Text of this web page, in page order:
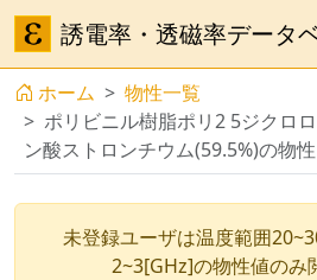
誘電率・透磁率データ
ホーム
物性一覧
ポリビニル樹脂ポリ2 5ジクロ
ン酸ストロンチウム(59.5%)の物性
未登録ユーザは温度範囲
2~3[GHz]の物性値のみ